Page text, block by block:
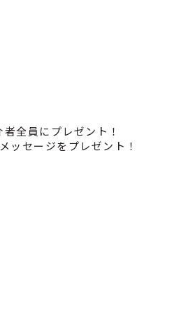
全員にプレゼント！
ッセージをプレゼント！